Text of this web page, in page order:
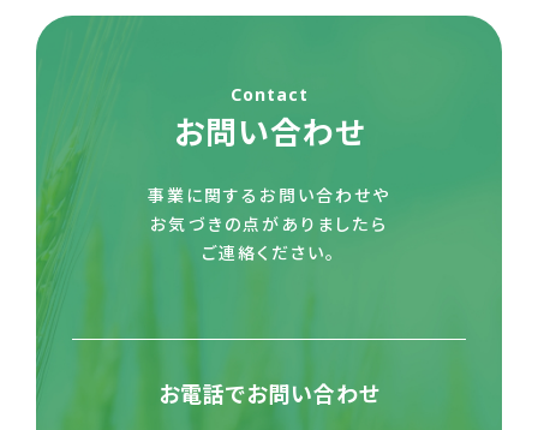
Contact
お問い合わせ
事業に関するお問い合わせや
お気づきの点がありましたら
ご連絡ください。
お電話でお問い合わせ